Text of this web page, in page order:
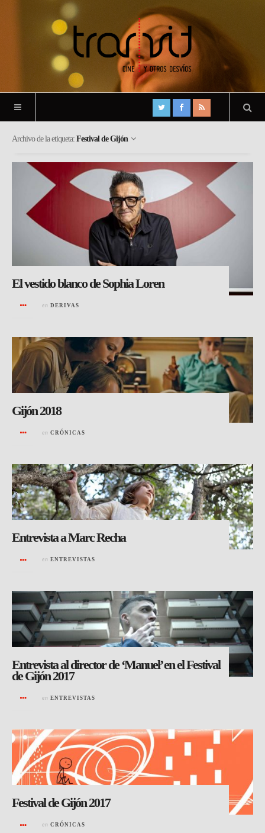
Archivo de la etiqueta: Festival de Gijón
El vestido blanco de Sophia Loren
en DERIVAS
Gijón 2018
en CRÓNICAS
Entrevista a Marc Recha
en ENTREVISTAS
Entrevista al director de ‘Manuel’ en el Festival
de Gijón 2017
en ENTREVISTAS
Festival de Gijón 2017
en CRÓNICAS